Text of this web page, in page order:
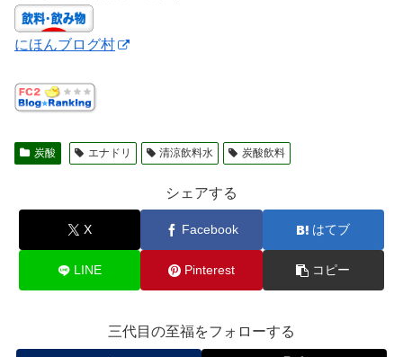
にほんブログ村
炭酸 エナドリ 清涼飲料水 炭酸飲料
シェアする
X Facebook はてブ
LINE Pinterest コピー
三代目の至福をフォローする